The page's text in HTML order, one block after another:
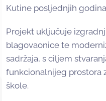
Kutine posljednjih
Projekt uključuje
blagovaonice te
sadržaja, s ciljem
funkcionalnijeg prostora
škole.